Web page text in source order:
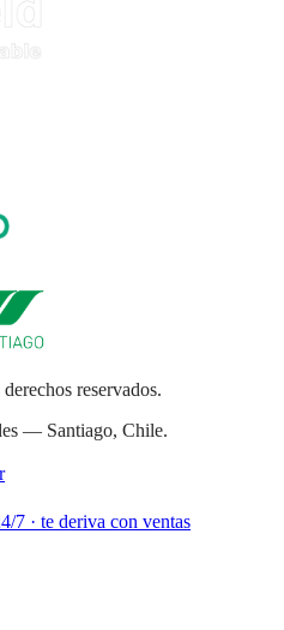
reservados.
— Santiago, Chile.
7 · te deriva con ventas